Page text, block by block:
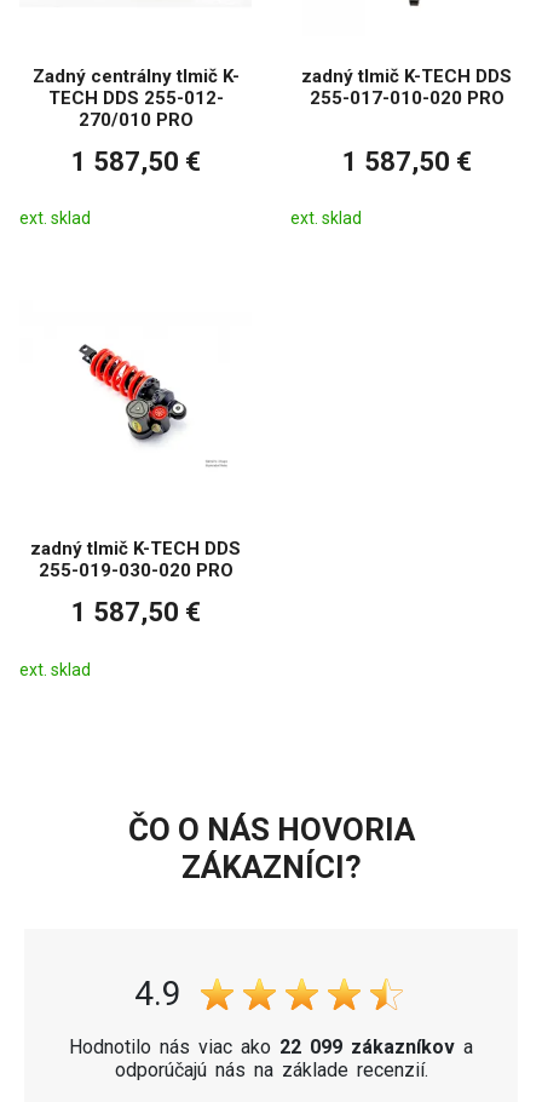
Zadný centrálny tlmič K-
TECH DDS 255-012-
270/010 PRO
1 587,50 €
ext. sklad
zadný tlmič K-TECH DDS
255-017-010-020 PRO
1 587,50 €
ext. sklad
zadný tlmič K-TECH DDS
255-019-030-020 PRO
1 587,50 €
ext. sklad
ČO O NÁS HOVORIA
ZÁKAZNÍCI?
4.9
Hodnotilo nás viac ako 22 099 zákazníkov a
odporúčajú nás na základe recenzií.